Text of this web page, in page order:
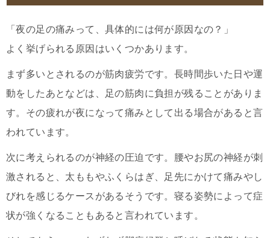
「夜の足の痛みって、具体的には何が原因なの？」
よく挙げられる原因はいくつかあります。
まず多いとされるのが筋肉疲労です。長時間歩いた日や運
動をしたあとなどは、足の筋肉に負担が残ることがありま
す。その疲れが夜になって痛みとして出る場合があると言
われています。
次に考えられるのが神経の圧迫です。腰やお尻の神経が刺
激されると、太ももやふくらはぎ、足先にかけて痛みやし
びれを感じるケースがあるそうです。寝る姿勢によって症
状が強くなることもあると言われています。